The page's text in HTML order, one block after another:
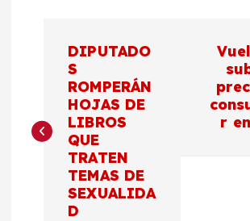
v
e
DIPUTADO
S
ROMPERÁN
HOJAS DE
LIBROS
QUE
TRATEN
TEMAS DE
SEXUALIDA
D
r